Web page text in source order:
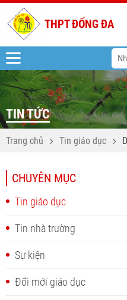
THPT ĐỐNG ĐA
TIN TỨC
Trang chủ Tin giáo dục
CHUYÊN MỤC
Tin giáo dục
Tin nhà trường
Sự kiện
Đổi mới giáo dục